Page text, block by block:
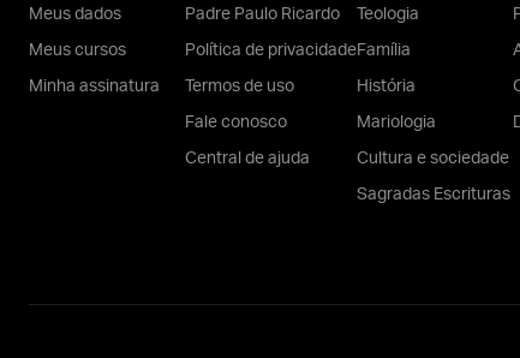
Meus dados
Meus cursos
Minha assinatura
Padre Paulo Ricardo
Política de privacidade
Termos de uso
Fale conosco
Central de ajuda
Teologia
Família
História
Mariologia
Cultura e sociedade
Sagradas Escrituras